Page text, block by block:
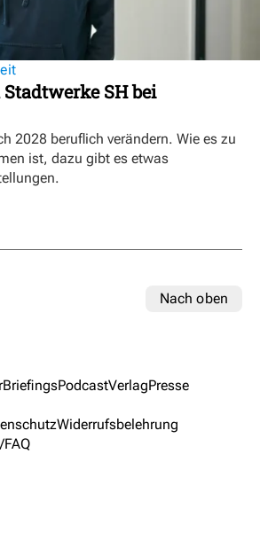
SH bei
2028 beruflich verändern. Wie es zu
ist, dazu gibt es etwas
Nach oben
BriefingsPodcastVerlagPresse
Widerrufsbelehrung